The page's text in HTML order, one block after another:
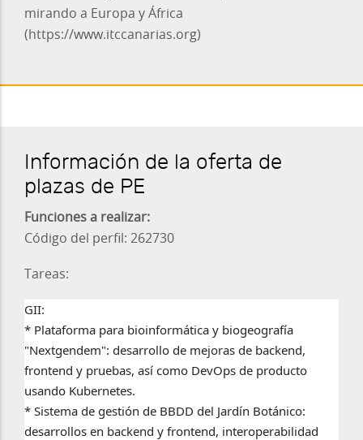
mirando a Europa y África
(https://www.itccanarias.org)
Información de la oferta de
plazas de PE
Funciones a realizar:
Código del perfil: 262730
Tareas:
GII:
* Plataforma para bioinformática y biogeografía
"Nextgendem": desarrollo de mejoras de backend,
frontend y pruebas, así como DevOps de producto
usando Kubernetes.
* Sistema de gestión de BBDD del Jardín Botánico:
desarrollos en backend y frontend, interoperabilidad